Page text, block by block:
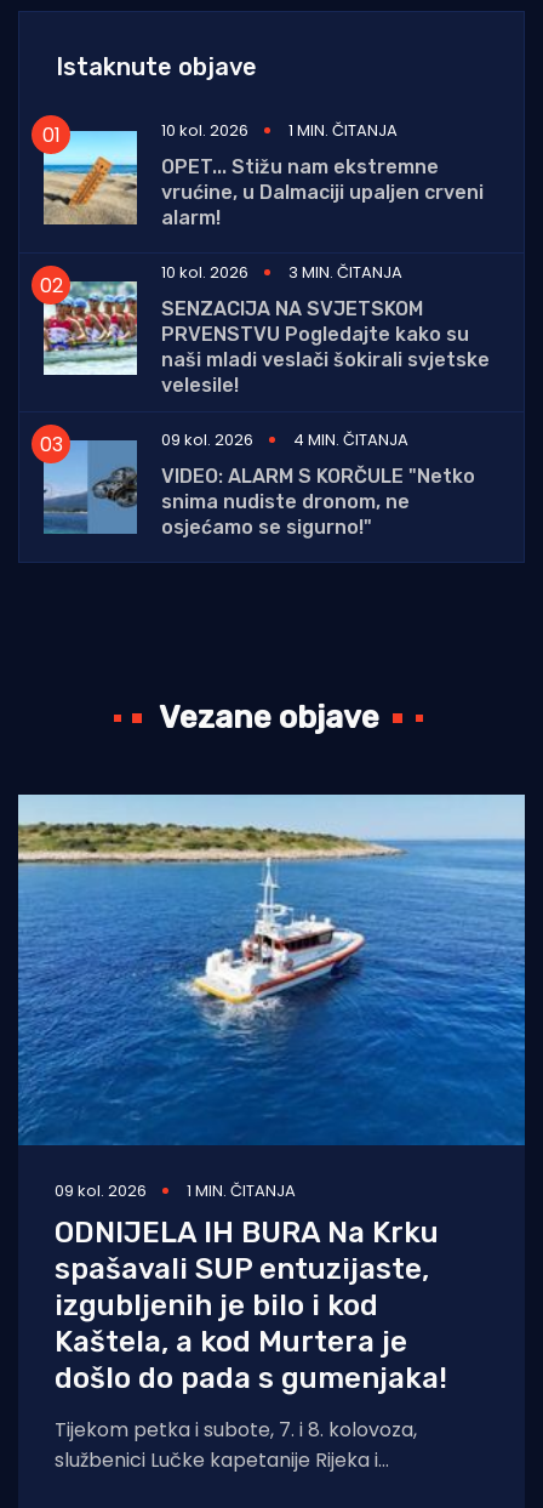
Istaknute objave
10 kol. 2026
1 MIN. ČITANJA
OPET... Stižu nam ekstremne
vrućine, u Dalmaciji upaljen crveni
alarm!
10 kol. 2026
3 MIN. ČITANJA
SENZACIJA NA SVJETSKOM
PRVENSTVU Pogledajte kako su
naši mladi veslači šokirali svjetske
velesile!
09 kol. 2026
4 MIN. ČITANJA
VIDEO: ALARM S KORČULE "Netko
snima nudiste dronom, ne
osjećamo se sigurno!"
Vezane objave
09 kol. 2026 1 MIN. ČITANJA
ODNIJELA IH BURA Na Krku
spašavali SUP entuzijaste,
izgubljenih je bilo i kod
Kaštela, a kod Murtera je
došlo do pada s gumenjaka!
Tijekom petka i subote, 7. i 8. kolovoza,
službenici Lučke kapetanije Rijeka i